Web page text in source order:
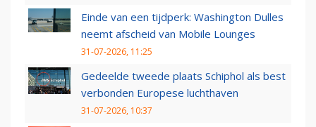
Einde van een tijdperk: Washington Dulles
neemt afscheid van Mobile Lounges
31-07-2026, 11:25
Gedeelde tweede plaats Schiphol als best
verbonden Europese luchthaven
31-07-2026, 10:37